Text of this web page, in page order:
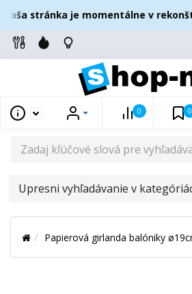
stránka je momentálne v
0 0
UPRESNI
V
KATEGÓRIÁCH
Papierová girlanda balóniky